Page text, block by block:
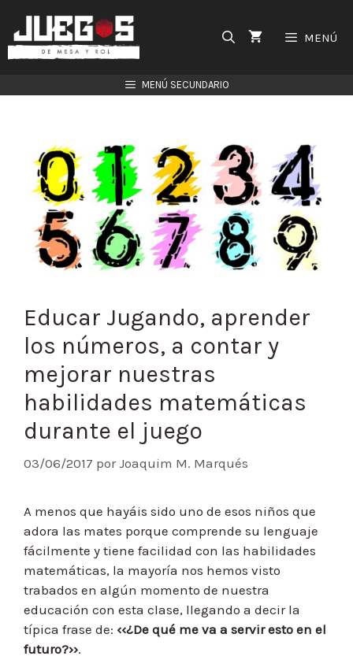
contenido
MENÚ
MENÚ SECUNDARIO
Educar Jugando, aprender
los números, a contar y
mejorar nuestras
habilidades matemáticas
durante el juego
03/06/2017 porJoaquim M. Marqués
A menos que hayáis sido uno de esos niños que
adora las mates porque comprende su lenguaje
fácilmente y tiene facilidad con las habilidades
matemáticas, la mayoría nos hemos visto
trabados en algún momento de nuestra
educación con esta clase, llegando a decir la
típica frase de: ‹‹¿De qué me va a servir esto en el
futuro?››.